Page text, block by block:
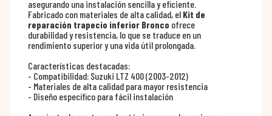
asegurando una instalación sencilla y eficiente.
Fabricado con materiales de alta calidad, el Kit de
reparación trapecio inferior Bronco ofrece
durabilidad y resistencia, lo que se traduce en un
rendimiento superior y una vida útil prolongada.
Características destacadas:
- Compatibilidad: Suzuki LTZ 400 (2003-2012)
- Materiales de alta calidad para mayor resistencia
- Diseño específico para fácil instalación